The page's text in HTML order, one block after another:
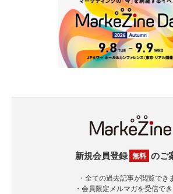
新規会員登録 無料 のご
・全ての過去記事が閲覧でき
・会員限定メルマガを受信で